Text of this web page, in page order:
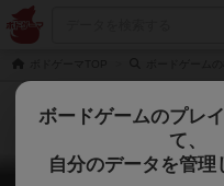
ボードゲームのプレ
て、
自分のデータを管理